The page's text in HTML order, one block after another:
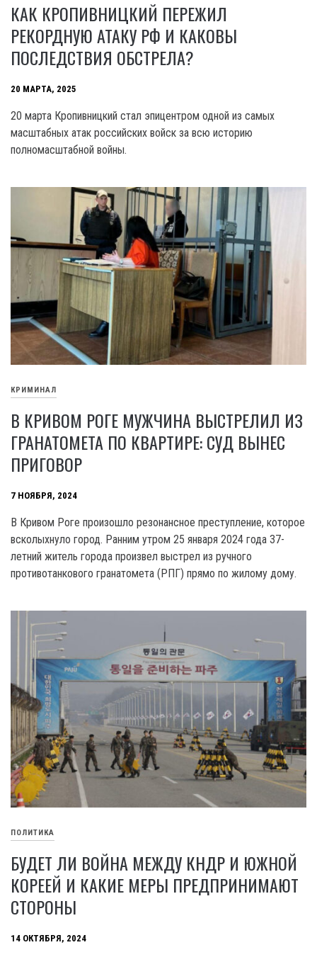
КАК КРОПИВНИЦКИЙ ПЕРЕЖИЛ
РЕКОРДНУЮ АТАКУ РФ И КАКОВЫ
ПОСЛЕДСТВИЯ ОБСТРЕЛА?
20 МАРТА, 2025
20 марта Кропивницкий стал эпицентром одной из самых
масштабных атак российских войск за всю историю
полномасштабной войны.
КРИМИНАЛ
В КРИВОМ РОГЕ МУЖЧИНА ВЫСТРЕЛИЛ ИЗ
ГРАНАТОМЕТА ПО КВАРТИРЕ: СУД ВЫНЕС
ПРИГОВОР
7 НОЯБРЯ, 2024
В Кривом Роге произошло резонансное преступление, которое
всколыхнуло город. Ранним утром 25 января 2024 года 37-
летний житель города произвел выстрел из ручного
противотанкового гранатомета (РПГ) прямо по жилому дому.
ПОЛИТИКА
БУДЕТ ЛИ ВОЙНА МЕЖДУ КНДР И ЮЖНОЙ
КОРЕЕЙ И КАКИЕ МЕРЫ ПРЕДПРИНИМАЮТ
СТОРОНЫ
14 ОКТЯБРЯ, 2024